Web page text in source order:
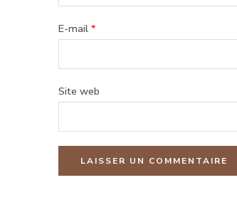
E-mail *
Site web